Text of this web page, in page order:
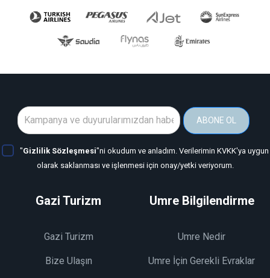
ABONE OL
"Gizlilik Sözleşmesi"ni okudum ve anladım. Verilerimin KVKK'ya uygun
olarak saklanması ve işlenmesi için onay/yetki veriyorum.
Gazi Turizm
Gazi Turizm
Bize Ulaşın
Umre Bilgilendirme
Umre Nedir
Umre İçin Gerekli Evraklar